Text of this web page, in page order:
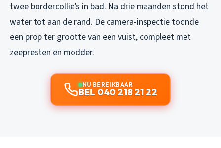
twee bordercollie’s in bad. Na drie maanden stond het
water tot aan de rand. De camera-inspectie toonde
een prop ter grootte van een vuist, compleet met
zeepresten en modder.
NU BEREIKBAAR
BEL 040 218 21 22